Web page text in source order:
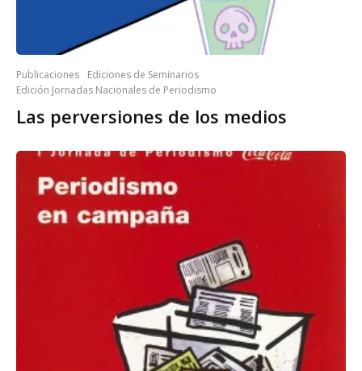
Publicaciones
Ediciones de Seminarios
Edición Jornadas Nacionales de Periodismo
Las perversiones de los medios